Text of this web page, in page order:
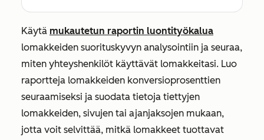
Käytä mukautetun raportin luontityökalua
lomakkeiden suorituskyvyn analysointiin ja seuraa,
miten yhteyshenkilöt käyttävät lomakkeitasi. Luo
raportteja lomakkeiden konversioprosenttien
seuraamiseksi ja suodata tietoja tiettyjen
lomakkeiden, sivujen tai ajanjaksojen mukaan,
jotta voit selvittää, mitkä lomakkeet tuottavat